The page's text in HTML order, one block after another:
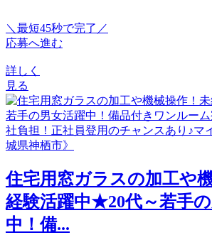
＼最短45秒で完了／
応募へ進む
詳しく
見る
住宅用窓ガラスの加工や
経験活躍中★20代～若手
中！備...